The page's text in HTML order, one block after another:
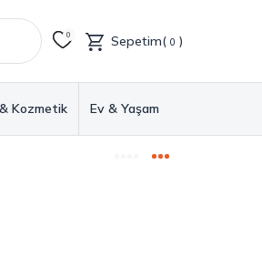
0 Sepetim( 0 )
Kozmetik Ev & Yaşam